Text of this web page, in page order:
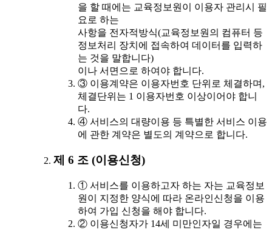
을 할 때에는 교육정보원이 이용자 관리시 필
요로 하는
사항을 전자적방식(교육정보원의 컴퓨터 등
정보처리 장치에 접속하여 데이터를 입력하
는 것을 말합니다)
이나 서면으로 하여야 합니다.
③ 이용계약은 이용자번호 단위로 체결하며,
체결단위는 1 이용자번호 이상이어야 합니
다.
④ 서비스의 대량이용 등 특별한 서비스 이용
에 관한 계약은 별도의 계약으로 합니다.
제 6 조 (이용신청)
① 서비스를 이용하고자 하는 자는 교육정보
원이 지정한 양식에 따라 온라인신청을 이용
하여 가입 신청을 해야 합니다.
② 이용신청자가 14세 미만인자일 경우에는